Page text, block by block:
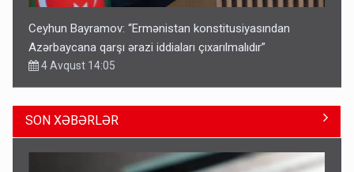
Ceyhun Bayramov: “Ermənistan konstitusiyasından
Azərbaycana qarşı ərazi iddiaları çıxarılmalıdır”
4 Avqust 14:05
SON XƏBƏRLƏR